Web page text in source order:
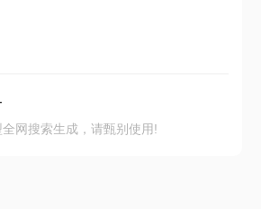
网搜索生成，请甄别使用!